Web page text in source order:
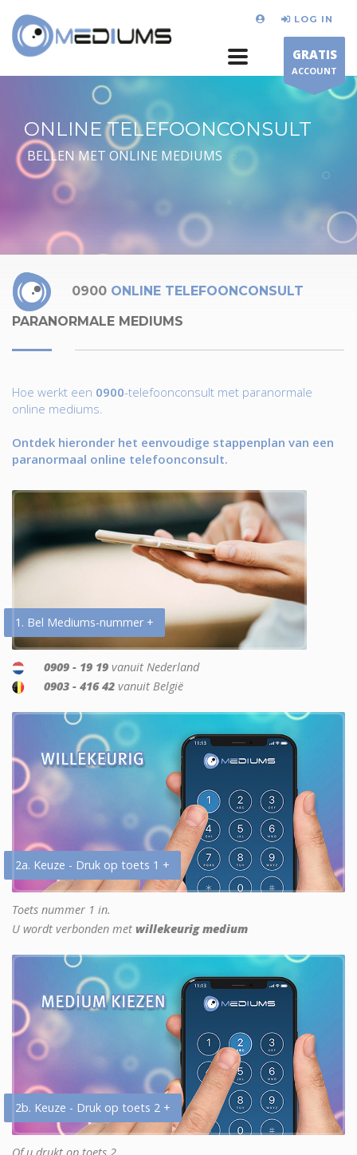
LOG IN
GRATIS
ACCOUNT
ONLINE TELEFOONCONSULT
BELLEN MET ONLINE MEDIUMS
0900 ONLINE TELEFOONCONSULT
PARANORMALE MEDIUMS
Hoe werkt een 0900-telefoonconsult met paranormale
online mediums.
Ontdek hieronder het eenvoudige stappenplan van een
paranormaal online telefoonconsult.
1. Bel Mediums-nummer +
0909 - 19 19 vanuit Nederland
0903 - 416 42 vanuit België
2a. Keuze - Druk op toets 1 +
Toets nummer 1 in.
U wordt verbonden met willekeurig medium
2b. Keuze - Druk op toets 2 +